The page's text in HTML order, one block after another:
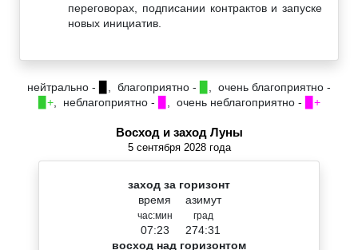
переговорах, подписании контрактов и запуске
новых инициатив.
нейтрально - , благоприятно -
, очень благоприятно -
▉+, неблагоприятно - , очень неблагоприятно - ▉+
Восход и заход Луны
5 сентября 2028 года
заход за горизонт
время
час:мин
07:23
азимут
град
274:31
восход над горизонтом